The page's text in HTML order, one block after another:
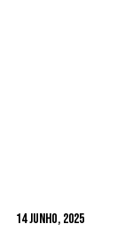
14 Junho, 2025